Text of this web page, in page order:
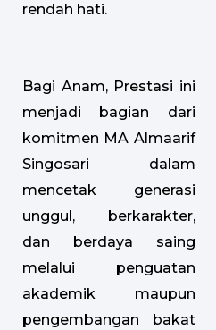
rendah hati.
Bagi Anam, Prestasi ini
menjadi bagian dari
komitmen MA Almaarif
Singosari dalam
mencetak generasi
unggul, berkarakter,
dan berdaya saing
melalui penguatan
akademik maupun
pengembangan bakat